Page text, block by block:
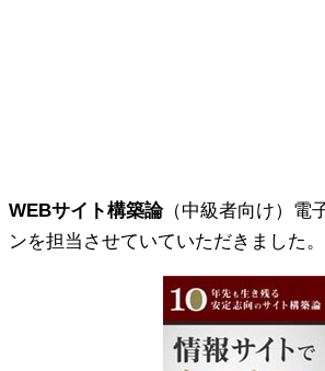
WEBサイト構築論（中級者向け）電
ンを担当させていていただきました。